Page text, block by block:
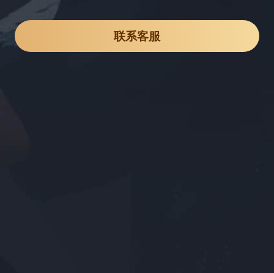
联系客服